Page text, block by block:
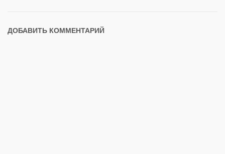
ДОБАВИТЬ КОММЕНТАРИЙ